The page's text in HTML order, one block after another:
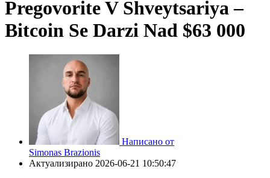
Pregovorite V Shveytsariya –
Bitcoin Se Darzi Nad $63 000
Написано от
Simonas Brazionis
Актуализирано 2026-06-21 10:50:47